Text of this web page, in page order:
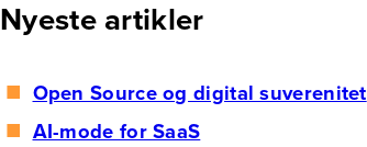
Nyeste artikler
Open Source og digital suverenitet
AI-mode for SaaS